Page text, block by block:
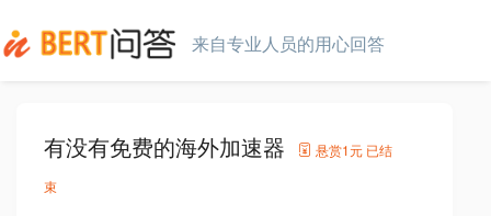
来自专业人员的用心回答
有没有免费的海外加速器 悬赏1元 已结
束